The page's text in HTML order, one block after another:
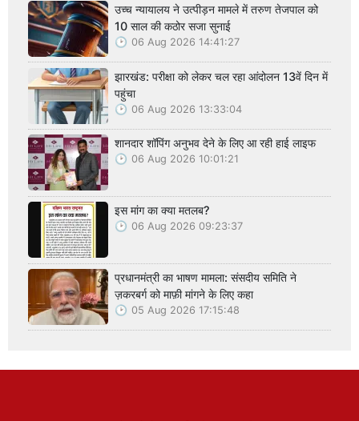
उच्च न्यायालय ने उत्पीड़न मामले में तरुण तेजपाल को
10 साल की कठोर सजा सुनाई
06 Aug 2026 14:41:27
झारखंड: परीक्षा को लेकर चल रहा आंदोलन 13वें दिन में
पहुंचा
06 Aug 2026 13:33:04
शानदार शॉपिंग अनुभव देने के लिए आ रही हाई लाइफ
06 Aug 2026 10:01:21
इस मांग का क्या मतलब?
06 Aug 2026 09:23:37
प्रधानमंत्री का भाषण मामला: संसदीय समिति ने
ज़करबर्ग को माफ़ी मांगने के लिए कहा
05 Aug 2026 17:15:48